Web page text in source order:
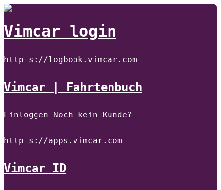
Vimcar login
http s://logbook.vimcar.com
Vimcar | Fahrtenbuch
Einloggen Noch kein Kunde?
http s://apps.vimcar.com
Vimcar ID